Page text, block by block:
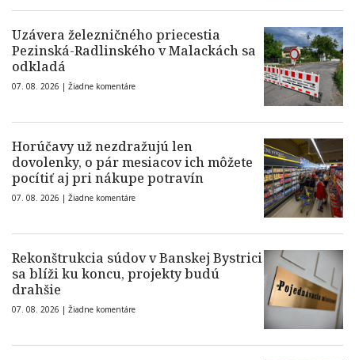
Uzávera železničného priecestia
Pezinská-Radlinského v Malackách sa
odkladá
07. 08. 2026 | Žiadne komentáre
Horúčavy už nezdražujú len
dovolenky, o pár mesiacov ich môžete
pocítiť aj pri nákupe potravín
07. 08. 2026 | Žiadne komentáre
Rekonštrukcia súdov v Banskej Bystrici
sa blíži ku koncu, projekty budú
drahšie
07. 08. 2026 | Žiadne komentáre